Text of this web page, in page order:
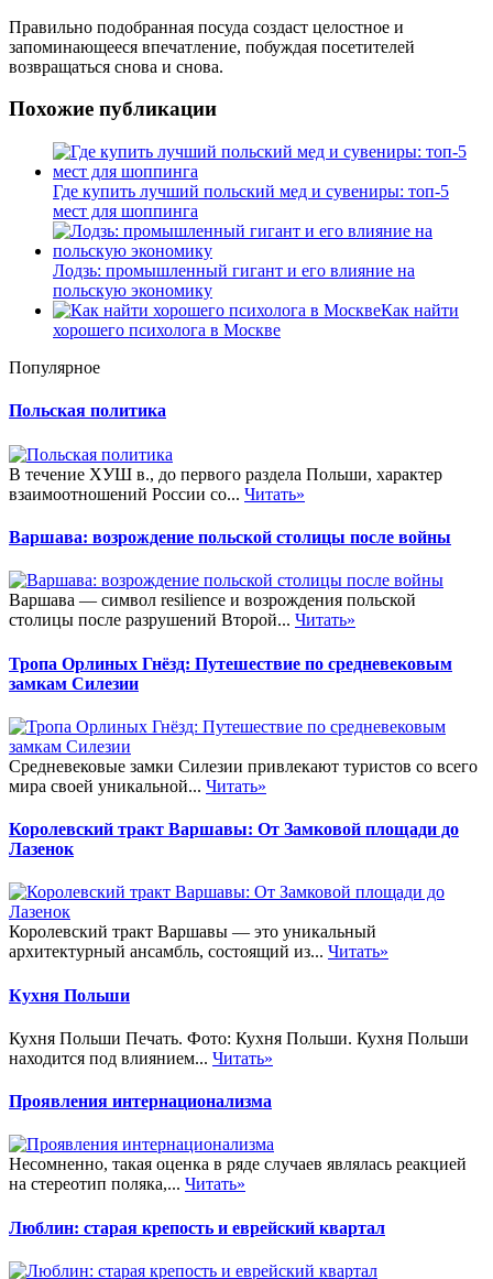
Правильно подобранная посуда создаст целостное и
запоминающееся впечатление, побуждая посетителей
возвращаться снова и снова.
Похожие публикации
Где купить лучший польский мед и сувениры: топ-5
мест для шоппинга
Лодзь: промышленный гигант и его влияние на
польскую экономику
Как найти
хорошего психолога в Москве
Популярное
Польская политика
В течение ХУШ в., до первого раздела Польши, характер
взаимоотношений России со... Читать»
Варшава: возрождение польской столицы после войны
Варшава — символ resilience и возрождения польской
столицы после разрушений Второй... Читать»
Тропа Орлиных Гнёзд: Путешествие по средневековым
замкам Силезии
Средневековые замки Силезии привлекают туристов со всего
мира своей уникальной... Читать»
Королевский тракт Варшавы: От Замковой площади до
Лазенок
Королевский тракт Варшавы — это уникальный
архитектурный ансамбль, состоящий из... Читать»
Кухня Польши
Кухня Польши Печать. Фото: Кухня Польши. Кухня Польши
находится под влиянием... Читать»
Проявления интернационализма
Несомненно, такая оценка в ряде случаев являлась реакцией
на стереотип поляка,... Читать»
Люблин: старая крепость и еврейский квартал